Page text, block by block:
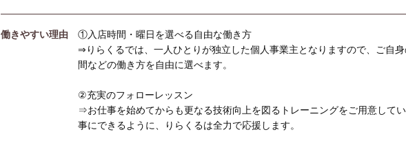
働きやすい理由
①入店時間・曜日を選べる自由な働き方
⇒りらくるでは、一人ひとりが独立した個人事業主となりますので、ご自
間などの働き方を自由に選べます。
②充実のフォローレッスン
⇒お仕事を始めてからも更なる技術向上を図るトレーニングをご用意して
事にできるように、りらくるは全力で応援します。